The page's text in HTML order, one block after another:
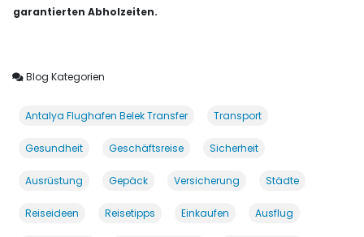
garantierten Abholzeiten.
Blog Kategorien
Antalya Flughafen Belek Transfer Transport
Gesundheit Geschäftsreise Sicherheit
Ausrüstung Gepäck Versicherung Städte
Reiseideen Reisetipps Einkaufen Ausflug